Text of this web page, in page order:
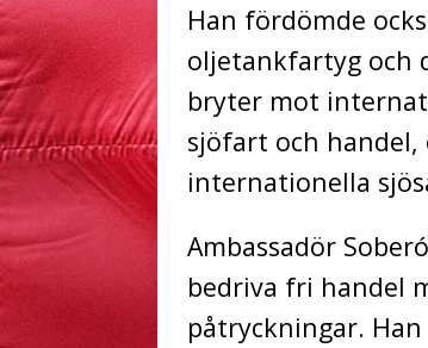
Han fördömde
oljetankfartyg och
bryter mot
sjöfart och
internationella
Ambassadör
bedriva fri handel
påtryckningar.